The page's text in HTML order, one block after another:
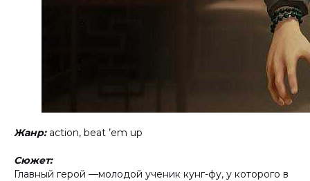
Жанр:action, beat ’em up
Сюжет:
Главный герой —молодой ученик кунг-фу, у которого в